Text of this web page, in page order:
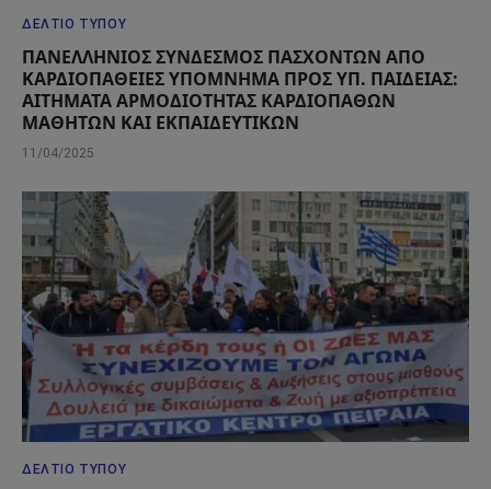
ΔΕΛΤΊΟ ΤΎΠΟΥ
ΠΑΝΕΛΛΗΝΙΟΣ ΣΥΝΔΕΣΜΟΣ ΠΑΣΧΟΝΤΩΝ ΑΠΟ
ΚΑΡΔΙΟΠΑΘΕΙΕΣ ΥΠΟΜΝΗΜΑ ΠΡΟΣ ΥΠ. ΠΑΙΔΕΙΑΣ:
ΑΙΤΗΜΑΤΑ ΑΡΜΟΔΙΟΤΗΤΑΣ ΚΑΡΔΙΟΠΑΘΩΝ
ΜΑΘΗΤΩΝ ΚΑΙ ΕΚΠΑΙΔΕΥΤΙΚΩΝ
11/04/2025
ΔΕΛΤΊΟ ΤΎΠΟΥ